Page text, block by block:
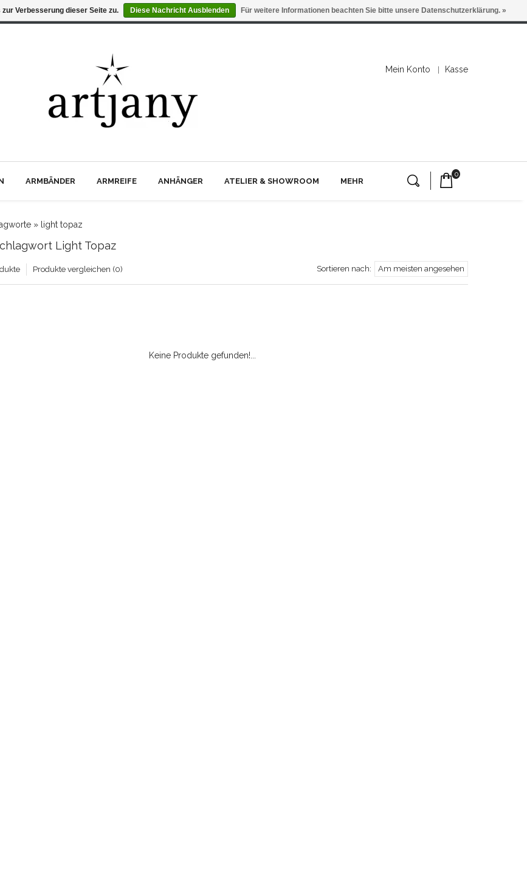
Mein Konto Kasse
ARMBÄNDER ARMREIFE ANHÄNGER ATELIER & SHOWROOM MEHR
0
» light topaz
Light Topaz
Produkte vergleichen (0) Sortieren nach: Am meisten angesehen
Keine Produkte gefunden!...
Verbesserung dieser Seite zu. Diese Nachricht Ausblenden Für weitere Informationen beachten Sie bitte unsere Datenschutzerklärung. »